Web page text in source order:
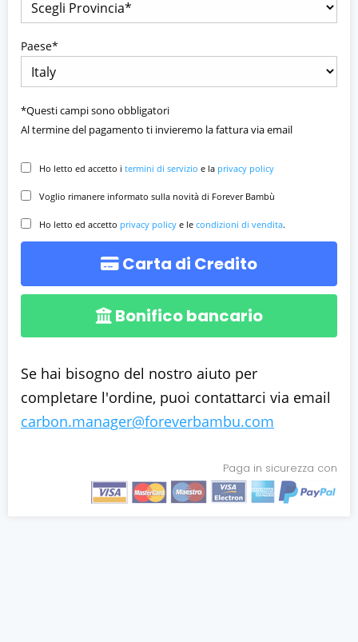
Paese*
*Questi campi sono obbligatori
Al termine del pagamento ti invieremo la fattura via email
Ho letto ed accetto i termini di servizio e la privacy policy
Voglio rimanere informato sulla novità di Forever Bambù
Ho letto ed accetto privacy policy e le condizioni di vendita.
Carta di Credito
Bonifico bancario
Se hai bisogno del nostro aiuto per
completare l'ordine, puoi contattarci via email
carbon.manager@foreverbambu.com
Paga in sicurezza con